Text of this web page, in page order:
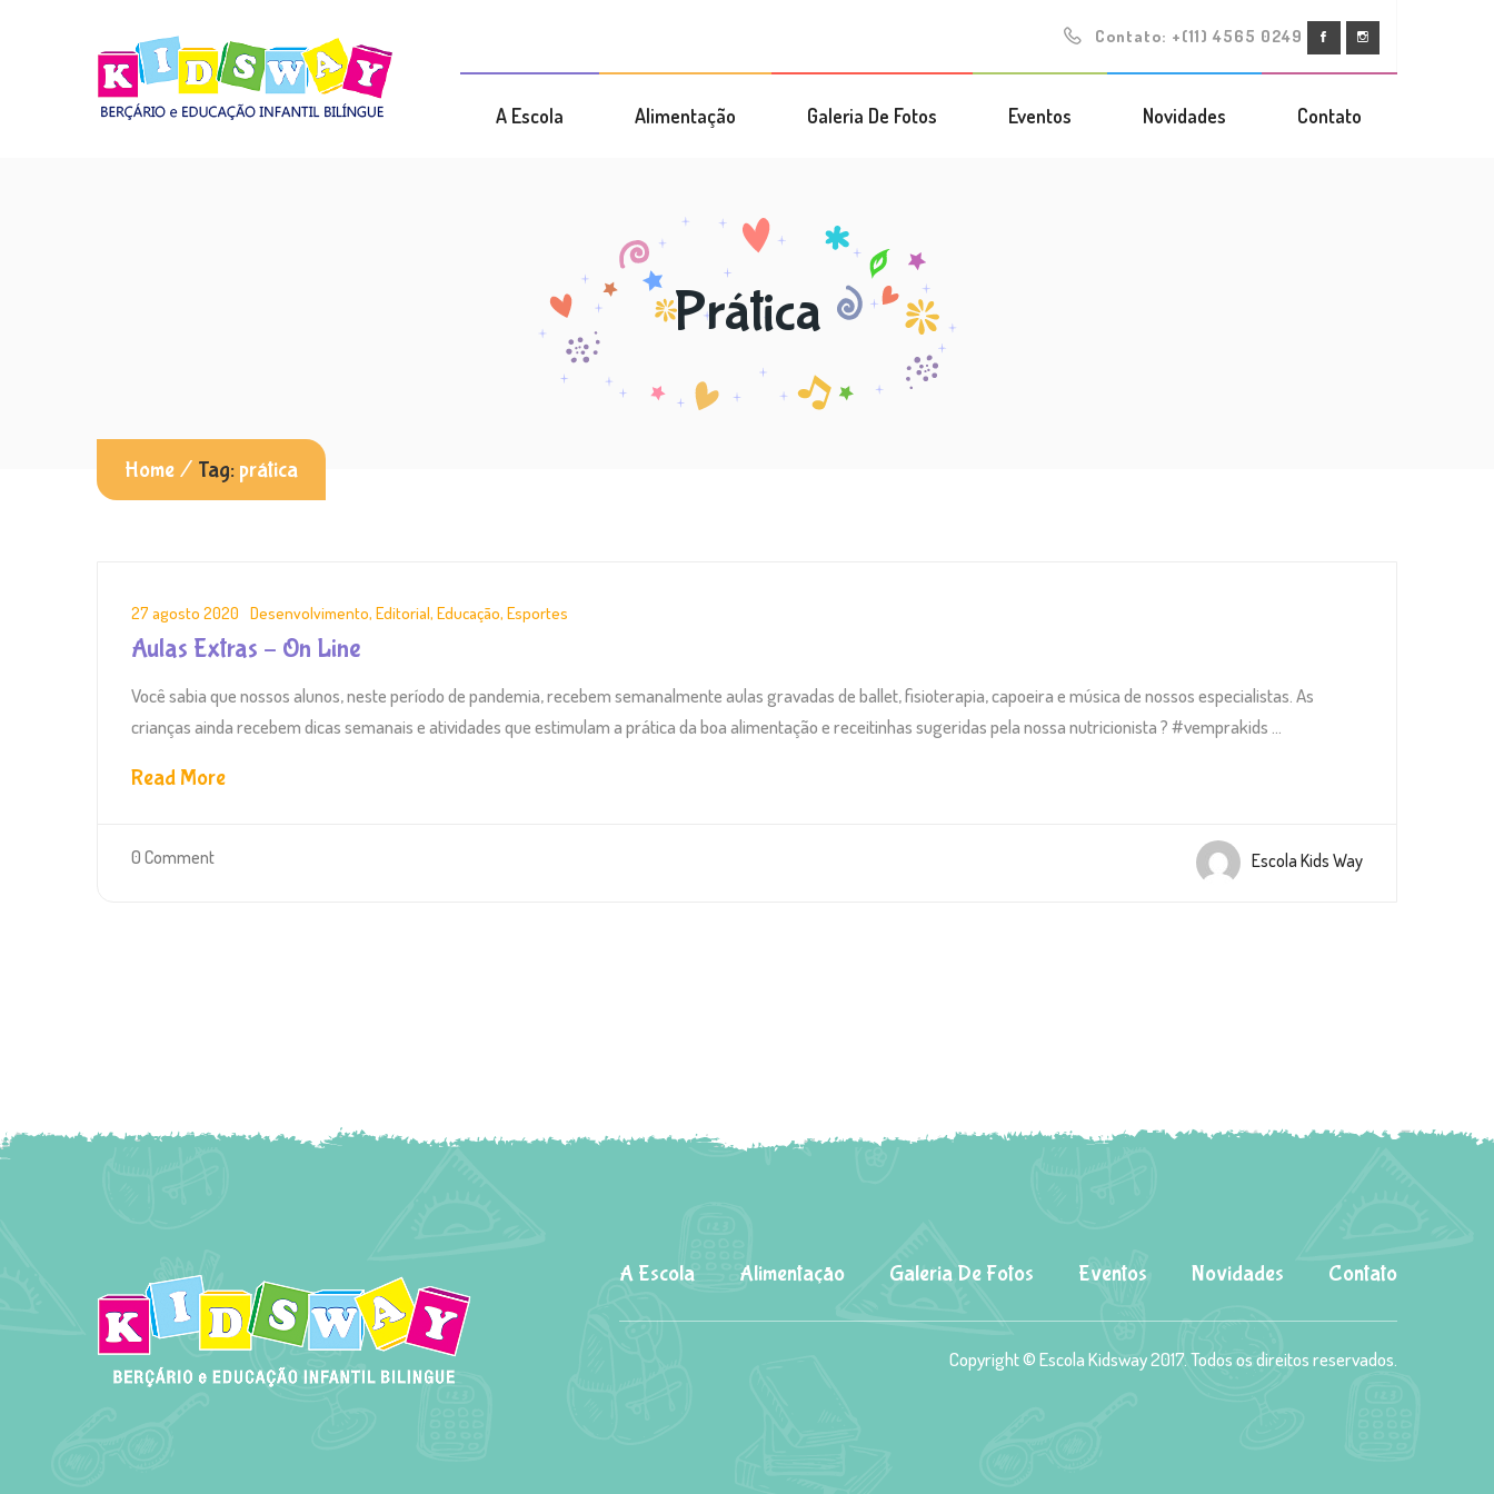
Contato: +(11) 4565 0249
A Escola Alimentação Galeria De Fotos Eventos Novidades Contato
Prática
Home / Tag: prática
27 agosto 2020 Desenvolvimento, Editorial, Educação, Esportes
Aulas Extras – On Line
Você sabia que nossos alunos, neste período de pandemia, recebem semanalmente aulas gravadas de ballet, fisioterapia, capoeira e música de nossos especialistas. As
crianças ainda recebem dicas semanais e atividades que estimulam a prática da boa alimentação e receitinhas sugeridas pela nossa nutricionista ? #vemprakids ...
Read More
0 Comment Escola Kids Way
A Escola Alimentação Galeria De Fotos Eventos Novidades Contato
Copyright © Escola Kidsway 2017. Todos os direitos reservados.